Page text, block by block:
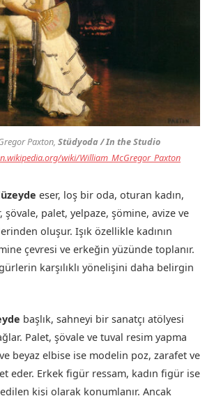
Paxton, Stüdyoda / In the Studio
wiki/William_McGregor_Paxton
eser, loş bir oda, oturan kadın,
şövale, palet, yelpaze, şömine, avize ve
oluşur. Işık özellikle kadının
çevresi ve erkeğin yüzünde toplanır.
karşılıklı yönelişini daha belirgin
başlık, sahneyi bir sanatçı atölyesi
Palet, şövale ve tuval resim yapma
beyaz elbise ise modelin poz, zarafet ve
eder. Erkek figür ressam, kadın figür ise
kişi olarak konumlanır. Ancak